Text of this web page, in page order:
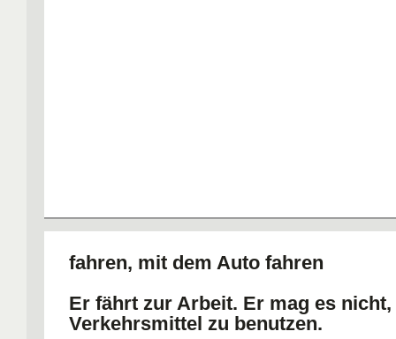
fahren, mit dem Auto fahren
Er fährt zur Arbeit. Er mag es
Verkehrsmittel zu benutzen.